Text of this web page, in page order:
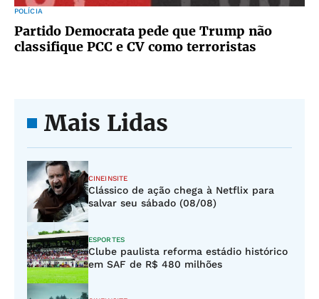
POLÍCIA
Partido Democrata pede que Trump não
classifique PCC e CV como terroristas
Mais Lidas
CINEINSITE
Clássico de ação chega à Netflix para
salvar seu sábado (08/08)
ESPORTES
Clube paulista reforma estádio histórico
em SAF de R$ 480 milhões